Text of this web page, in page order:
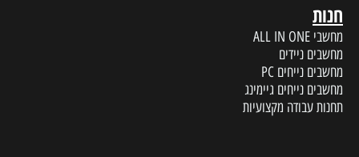
חנות
מחשבי ALL IN ONE
מחשבים ניידים
מחשבים נייחים PC
מחשבים נייחים גיימינג
תחנות עבודה מקצועיות